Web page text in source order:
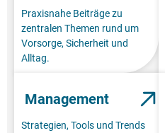
Praxisnahe Beiträge zu
zentralen Themen rund um
Vorsorge, Sicherheit und
Alltag.
Management
Strategien, Tools und Trends